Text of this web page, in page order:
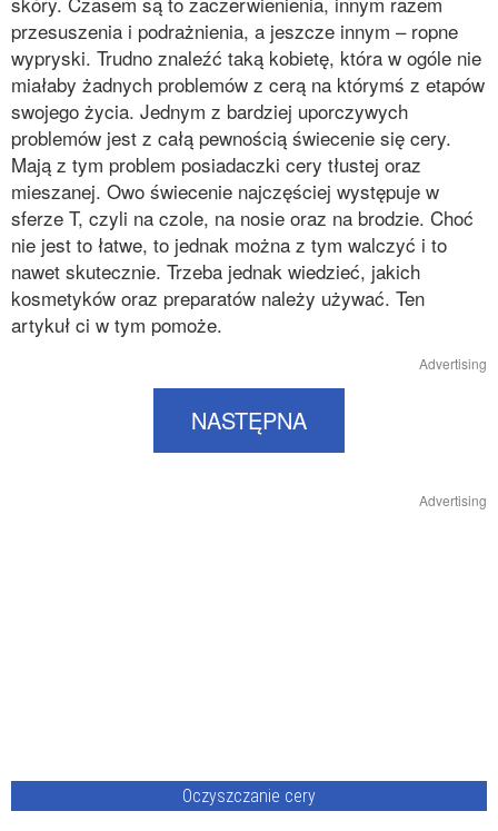
przesuszenia i podrażnienia, a jeszcze innym – ropne
wypryski. Trudno znaleźć taką kobietę, która w ogóle nie
miałaby żadnych problemów z cerą na którymś z etapów
swojego życia. Jednym z bardziej uporczywych
problemów jest z całą pewnością świecenie się cery.
Mają z tym problem posiadaczki cery tłustej oraz
mieszanej. Owo świecenie najczęściej występuje w
sferze T, czyli na czole, na nosie oraz na brodzie. Choć
nie jest to łatwe, to jednak można z tym walczyć i to
nawet skutecznie. Trzeba jednak wiedzieć, jakich
kosmetyków oraz preparatów należy używać. Ten
artykuł ci w tym pomoże.
Advertising
NASTĘPNA
Advertising
Oczyszczanie cery